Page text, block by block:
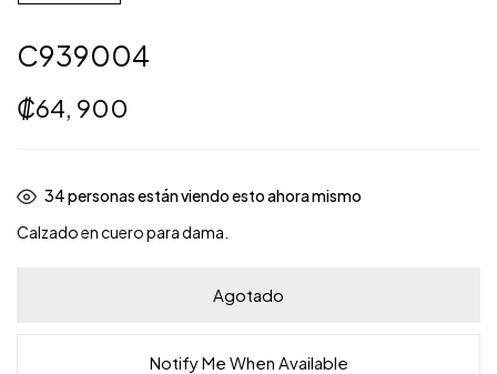
C939004
₡64, 900
34personas están viendo esto ahora mismo
Calzado en cuero para dama.
Agotado
Notify Me When Available